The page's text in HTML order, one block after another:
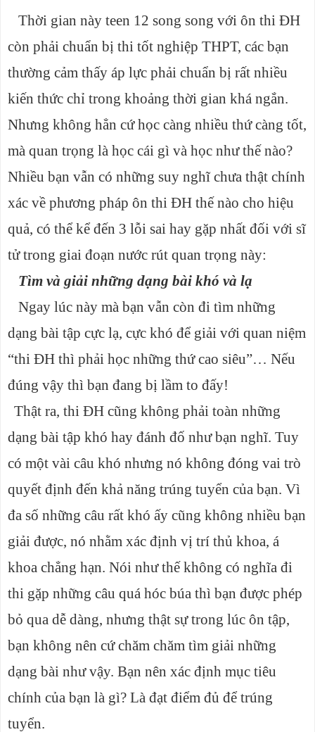
Thời gian này teen 12 song song với ôn thi ĐH
còn phải chuẩn bị thi tốt nghiệp THPT, các bạn
thường cảm thấy áp lực phải chuẩn bị rất nhiều
kiến thức chỉ trong khoảng thời gian khá ngắn.
Nhưng không hẳn cứ học càng nhiều thứ càng tốt,
mà quan trọng là học cái gì và học như thế nào?
Nhiều bạn vẫn có những suy nghĩ chưa thật chính
xác về phương pháp ôn thi ĐH thế nào cho hiệu
quả, có thể kể đến 3 lỗi sai hay gặp nhất đối với sĩ
tử trong giai đoạn nước rút quan trọng này:
Tìm và giải những dạng bài khó và lạ
Ngay lúc này mà bạn vẫn còn đi tìm những
dạng bài tập cực lạ, cực khó để giải với quan niệm
“thi ĐH thì phải học những thứ cao siêu”… Nếu
đúng vậy thì bạn đang bị lầm to đấy!
Thật ra, thi ĐH cũng không phải toàn những
dạng bài tập khó hay đánh đố như bạn nghĩ. Tuy
có một vài câu khó nhưng nó không đóng vai trò
quyết định đến khả năng trúng tuyển của bạn. Vì
đa số những câu rất khó ấy cũng không nhiều bạn
giải được, nó nhằm xác định vị trí thủ khoa, á
khoa chẳng hạn. Nói như thế không có nghĩa đi
thi gặp những câu quá hóc búa thì bạn được phép
bỏ qua dễ dàng, nhưng thật sự trong lúc ôn tập,
bạn không nên cứ chăm chăm tìm giải những
dạng bài như vậy. Bạn nên xác định mục tiêu
chính của bạn là gì? Là đạt điểm đủ để trúng
tuyển.